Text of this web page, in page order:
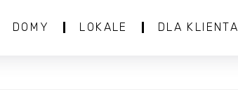
DOMY LOKALE DLA KLIENTA